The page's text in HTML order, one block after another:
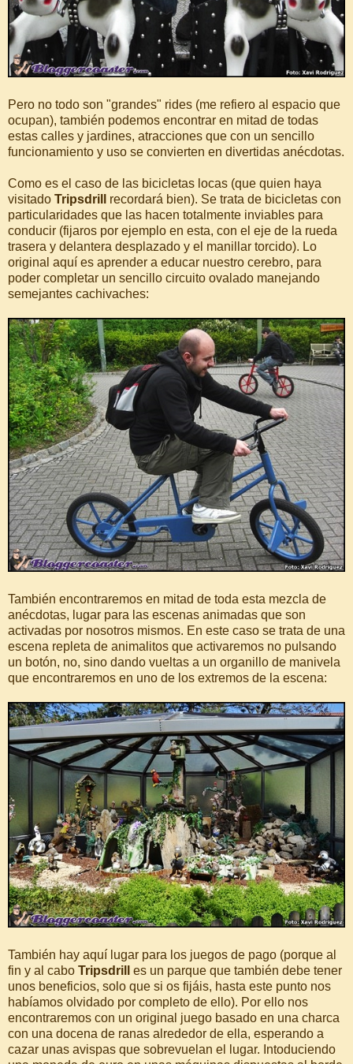
Pero no todo son "grandes" rides (me refiero al espacio que
ocupan), también podemos encontrar en mitad de todas
estas calles y jardines, atracciones que con un sencillo
funcionamiento y uso se convierten en divertidas anécdotas.
Como es el caso de las bicicletas locas (que quien haya
visitado Tripsdrill
recordará bien). Se trata de bicicletas con
particularidades que las hacen totalmente inviables para
conducir (fijaros por ejemplo en esta, con el eje de la rueda
trasera y delantera desplazado y el manillar torcido). Lo
original aquí es aprender a educar nuestro cerebro, para
poder completar un sencillo circuito ovalado manejando
semejantes cachivaches:
También encontraremos en mitad de toda esta mezcla de
anécdotas, lugar para las escenas animadas que son
activadas por nosotros mismos. En este caso se trata de una
escena repleta de animalitos que activaremos no pulsando
un botón, no, sino dando vueltas a un organillo de manivela
que encontraremos en uno de los extremos de la escena:
También hay aquí lugar para los juegos de pago (porque al
fin y al cabo Tripsdrill
es un parque que también debe tener
unos beneficios, solo que si os fijáis, hasta este punto nos
habíamos olvidado por completo de ello). Por ello nos
encontraremos con un original juego basado en una charca
con una docena de ranas alrededor de ella, esperando a
cazar unas avispas que sobrevuelan el lugar. Intoduciendo